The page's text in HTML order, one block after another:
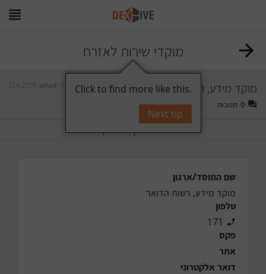
מוקדי שירות לאזרח
מוקד מידע, רשות הדואר
0 תגובות
תייג עקוב
שם המוסד/ארגון
מוקד מידע, רשות הדואר
טלפון
171
פקס
אתר
דואר אלקטרוני
Click to find more like this.
Next tip